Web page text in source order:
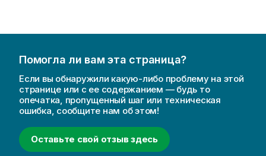
Помогла ли вам эта страница?
Если вы обнаружили какую-либо проблему на этой
странице или с ее содержанием — будь то
опечатка, пропущенный шаг или техническая
ошибка, сообщите нам об этом!
Оставьте свой отзыв здесь